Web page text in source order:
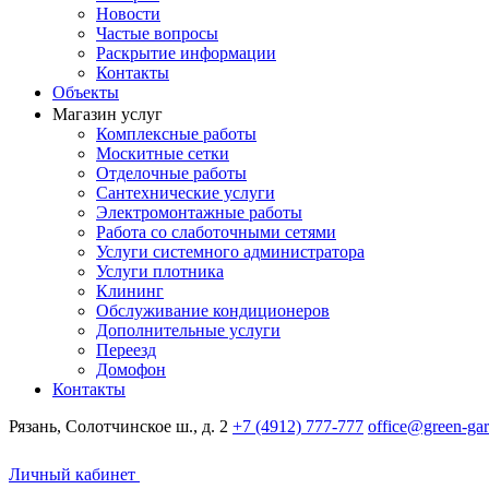
Новости
Частые вопросы
Раскрытие информации
Контакты
Объекты
Магазин услуг
Комплексные работы
Москитные сетки
Отделочные работы
Сантехнические услуги
Электромонтажные работы
Работа со слаботочными сетями
Услуги системного администратора
Услуги плотника
Клининг
Обслуживание кондиционеров
Дополнительные услуги
Переезд
Домофон
Контакты
Рязань, Солотчинское ш., д. 2 +7 (4912) 777-777 office@green-
Личный кабинет